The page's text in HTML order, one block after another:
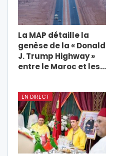
La MAP détaille la
genèse de la « Donald
J. Trump Highway »
entre le Maroc et les…
EN DIRECT